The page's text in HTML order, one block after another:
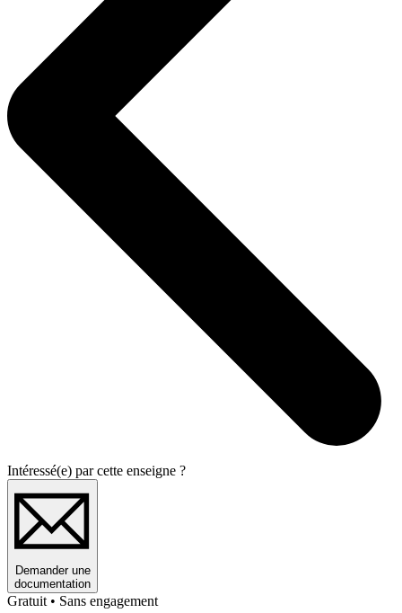
Intéressé(e) par cette enseigne ?
Demander une
documentation
Gratuit • Sans engagement